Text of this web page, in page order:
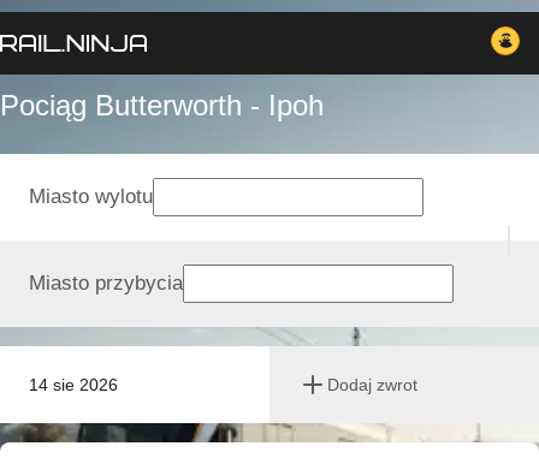
Pociąg Butterworth - Ipoh
14 sie 2026 Dodaj zwrot
Miasto wylotu
Miasto przybycia